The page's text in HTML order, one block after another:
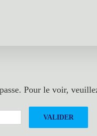
Pour le voir,